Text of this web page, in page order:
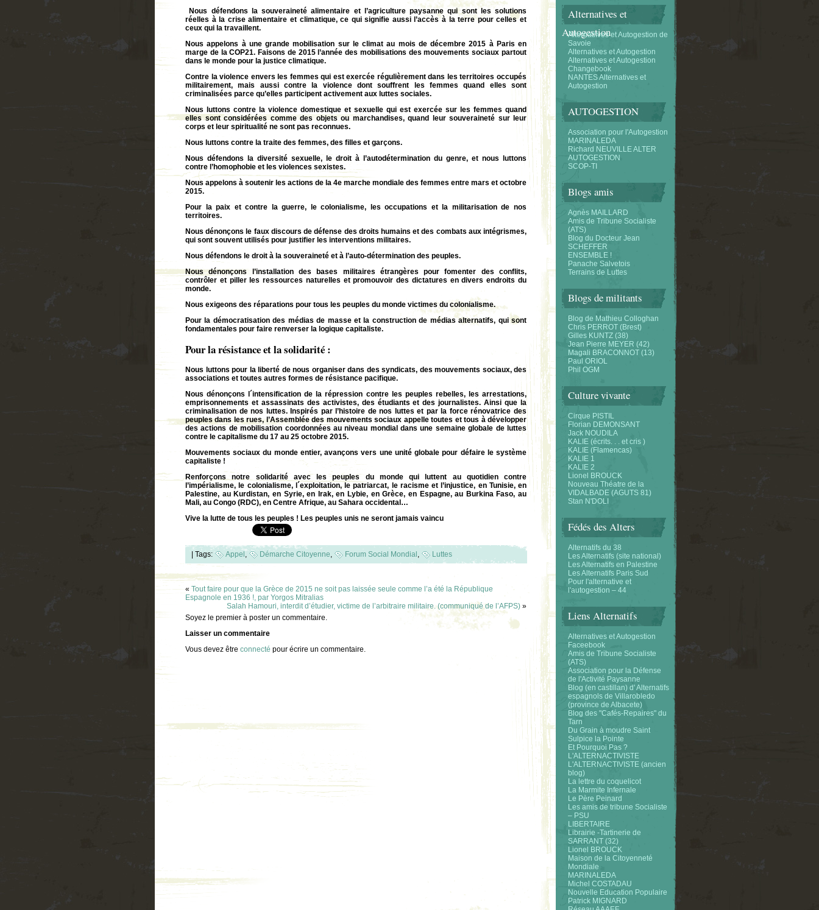
Nous défendons la souveraineté alimentaire et l’agriculture paysanne qui sont les solutions
réelles à la crise alimentaire et climatique, ce qui signifie aussi l’accès à la terre pour celles et
ceux qui la travaillent.
Nous appelons à une grande mobilisation sur le climat au mois de décembre 2015 à Paris en
marge de la COP21. Faisons de 2015 l’année des mobilisations des mouvements sociaux partout
dans le monde pour la justice climatique.
Contre la violence envers les femmes qui est exercée régulièrement dans les territoires occupés
militairement, mais aussi contre la violence dont souffrent les femmes quand elles sont
criminalisées parce qu’elles participent activement aux luttes sociales.
Nous luttons contre la violence domestique et sexuelle qui est exercée sur les femmes quand
elles sont considérées comme des objets ou marchandises, quand leur souveraineté sur leur
corps et leur spiritualité ne sont pas reconnues.
Nous luttons contre la traite des femmes, des filles et garçons.
Nous défendons la diversité sexuelle, le droit à l’autodétermination du genre, et nous luttons
contre l’homophobie et les violences sexistes.
Nous appelons à soutenir les actions de la 4e marche mondiale des femmes entre mars et octobre
2015.
Pour la paix et contre la guerre, le colonialisme, les occupations et la militarisation de nos
territoires.
Nous dénonçons le faux discours de défense des droits humains et des combats aux intégrismes,
qui sont souvent utilisés pour justifier les interventions militaires.
Nous défendons le droit à la souveraineté et à l’auto-détermination des peuples.
Nous dénonçons l’installation des bases militaires étrangères pour fomenter des conflits,
contrôler et piller les ressources naturelles et promouvoir des dictatures en divers endroits du
monde.
Nous exigeons des réparations pour tous les peuples du monde victimes du colonialisme.
Pour la démocratisation des médias de masse et la construction de médias alternatifs, qui sont
fondamentales pour faire renverser la logique capitaliste.
Pour la résistance et la solidarité :
Nous luttons pour la liberté de nous organiser dans des syndicats, des mouvements sociaux, des
associations et toutes autres formes de résistance pacifique.
Nous dénonçons l´intensification de la répression contre les peuples rebelles, les arrestations,
emprisonnements et assassinats des activistes, des étudiants et des journalistes. Ainsi que la
criminalisation de nos luttes. Inspirés par l’histoire de nos luttes et par la force rénovatrice des
peuples dans les rues, l’Assemblée des mouvements sociaux appelle toutes et tous à développer
des actions de mobilisation coordonnées au niveau mondial dans une semaine globale de luttes
contre le capitalisme du 17 au 25 octobre 2015.
Mouvements sociaux du monde entier, avançons vers une unité globale pour défaire le système
capitaliste !
Renforçons notre solidarité avec les peuples du monde qui luttent au quotidien contre
l’impérialisme, le colonialisme, l´exploitation, le patriarcat, le racisme et l’injustice, en Tunisie, en
Palestine, au Kurdistan, en Syrie, en Irak, en Lybie, en Grèce, en Espagne, au Burkina Faso, au
Mali, au Congo (RDC), en Centre Afrique, au Sahara occidental…
Vive la lutte de tous les peuples ! Les peuples unis ne seront jamais vaincu
| Tags: Appel, Démarche Citoyenne Forum Social Mondial Luttes
« Tout faire pour que la Grèce de 2015 ne soit pas laissée seule comme l’a été la République
Espagnole en 1936 !, par Yorgos Mitralias
Salah Hamouri, interdit d’étudier, victime de l’arbitraire militaire. (communiqué de l’AFPS) »
Soyez le premier à poster un commentaire.
Laisser un commentaire
Vous devez être connecté pour écrire un commentaire.
Alternatives et
Autogestion
Alternatifves et Autogestion de
Savoie
Alternatives et Autogestion
Alternatives et Autogestion
Changebook
NANTES Alternatives et
Autogestion
AUTOGESTION
Association pour l'Autogestion
MARINALEDA
Richard NEUVILLE ALTER
AUTOGESTION
SCOP-TI
Blogs amis
Agnès MAILLARD
Amis de Tribune Socialiste
(ATS)
Blog du Docteur Jean
SCHEFFER
ENSEMBLE !
Panache Salvetois
Terrains de Luttes
Blogs de militants
Blog de Mathieu Colloghan
Chris PERROT (Brest)
Gilles KUNTZ (38)
Jean Pierre MEYER (42)
Magali BRACONNOT (13)
Paul ORIOL
Phil OGM
Culture vivante
Cirque PISTIL
Florian DEMONSANT
Jack NOUDILA
KALIE (écrits. . . et cris )
KALIE (Flamencas)
KALIE 1
KALIE 2
Lionel BROUCK
Nouveau Théatre de la
VIDALBADE (AGUTS 81)
Stan N'DOLI
Fédés des Alters
Alternatifs du 38
Les Alternatifs (site national)
Les Alternatifs en Palestine
Les Alternatifs Paris Sud
Pour l'alternative et
l'autogestion – 44
Liens Alternatifs
Alternatives et Autogestion
Faceebook
Amis de Tribune Socialiste
(ATS)
Association pour la Défense
de l'Activité Paysanne
Blog (en castillan) d' Alternatifs
espagnols de Villarobledo
(province de Albacete)
Blog des "Cafés-Repaires" du
Tarn
Du Grain à moudre Saint
Sulpice la Pointe
Et Pourquoi Pas ?
L'ALTERNACTIVISTE
L'ALTERNACTIVISTE (ancien
blog)
La lettre du coquelicot
La Marmite Infernale
Le Père Peinard
Les amis de tribune Socialiste
– PSU
LIBERTAIRE
Librairie -Tartinerie de
SARRANT (32)
Lionel BROUCK
Maison de la Citoyenneté
Mondiale
MARINALEDA
Michel COSTADAU
Nouvelle Education Populaire
Patrick MIGNARD